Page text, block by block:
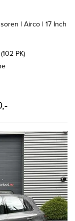
| Airco | 17 Inch
PK)